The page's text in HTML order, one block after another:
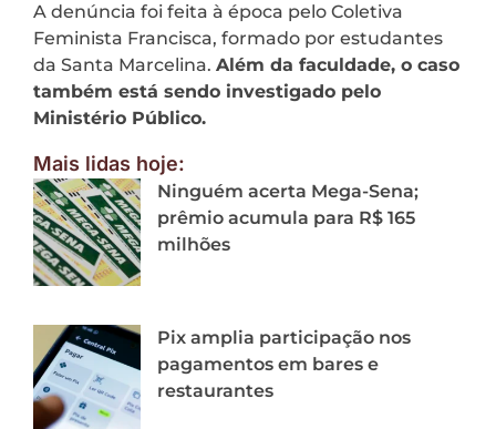
A denúncia foi feita à época pelo Coletiva
Feminista Francisca, formado por estudantes
da Santa Marcelina. Além da faculdade, o caso
também está sendo investigado pelo
Ministério Público.
Mais lidas hoje:
Ninguém acerta Mega-Sena;
prêmio acumula para R$ 165
milhões
Pix amplia participação nos
pagamentos em bares e
restaurantes